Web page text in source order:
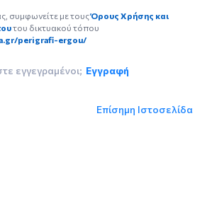
συμφωνείτε με τουςΌρους Χρήσης και
του δικτυακού τόπου
perigrafi-ergou/
εγγεγραμένοι; Εγγραφή
Επίσημη Ιστοσελίδα